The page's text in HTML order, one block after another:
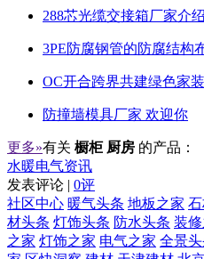
288芯光缆交接箱厂家介
3PE防腐钢管的防腐结构
OC开合跨界共建绿色家
防撞墙模具厂家 欢迎你
更多»有关 橱柜 厨房 的产品：
水暖电气资讯
发表评论 | 0评
社区中心 暖气头条 地板之家
材头条 灯饰头条 防水头条 装
之家 灯饰之家 电气之家 全景